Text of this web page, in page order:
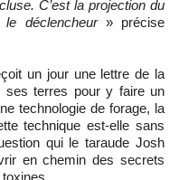
C’est la projection du
déclencheur» précise
un jour une lettre de la
ses terres pour y faire un
technologie de forage, la
technique est-elle sans
qui le taraude Josh
en chemin des secrets